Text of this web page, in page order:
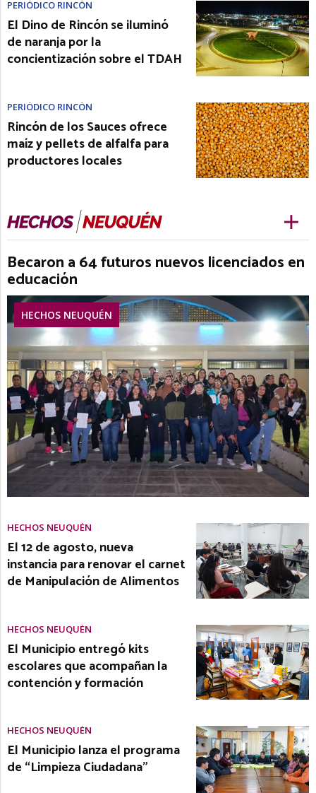
PERIÓDICO RINCÓN
El Dino de Rincón se iluminó
de naranja por la
concientización sobre el TDAH
PERIÓDICO RINCÓN
Rincón de los Sauces ofrece
maíz y pellets de alfalfa para
productores locales
Becaron a 64 futuros nuevos licenciados en
educación
HECHOS NEUQUÉN
HECHOS NEUQUÉN
El 12 de agosto, nueva
instancia para renovar el carnet
de Manipulación de Alimentos
HECHOS NEUQUÉN
El Municipio entregó kits
escolares que acompañan la
contención y formación
HECHOS NEUQUÉN
El Municipio lanza el programa
de “Limpieza Ciudadana”